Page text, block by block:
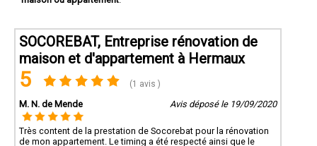
SOCOREBAT, Entreprise rénovation de
maison et d'appartement à Hermaux
5 (1 avis )
M. N. de Mende Avis déposé le 19/09/2020
Très content de la prestation de Socorebat pour la rénovation
de mon appartement. Le timing a été respecté ainsi que le